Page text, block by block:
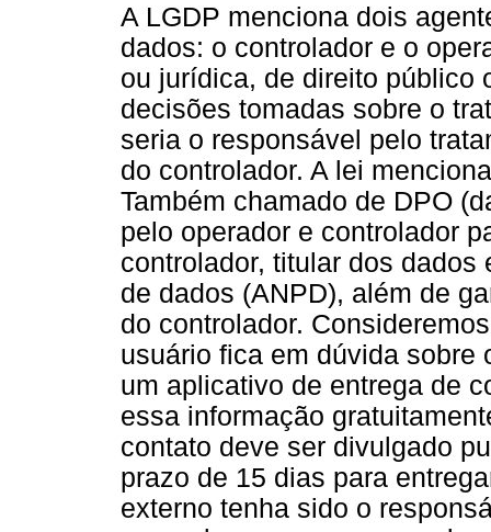
A LGDP menciona dois
dados: o controlador e o
ou jurídica, de direito público
decisões tomadas sobre o
seria o responsável pelo
do controlador. A lei
Também chamado de DPO
pelo operador e controlador
controlador, titular dos
de dados (ANPD), além de
do controlador.
usuário fica em dúvida sobre
um aplicativo de entrega de
essa informação
contato deve ser divulgado
prazo de 15 dias para
externo tenha sido o